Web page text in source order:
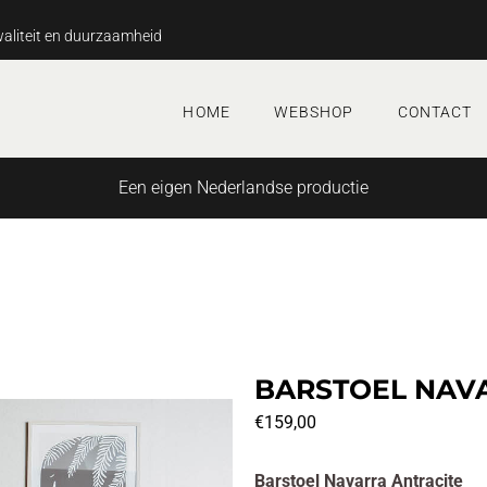
en duurzaamheid
HOME WEBSHOP CONTACT
Een eigen Nederlandse productie
BARSTOEL
€159,00
Barstoel Navarra Antracite